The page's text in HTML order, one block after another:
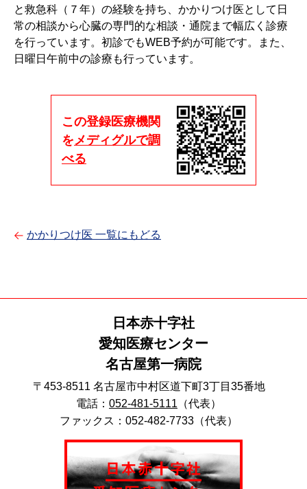
と救急科（７年）の経験を持ち、かかりつけ医として日
常の相談から心臓の専門的な相談・通院まで幅広く診療
を行っています。初診でもWEB予約が可能です。また、
日曜日午前中の診療も行っています。
この登録医療機関
を メディグルで調
べる
かかりつけ医 一覧にもどる
日本赤十字社
愛知医療センター
名古屋第一病院
〒453-8511 名古屋市中村区道下町3丁目35番地
電話： 052-481-5111 （代表）
ファックス：052-482-7733（代表）